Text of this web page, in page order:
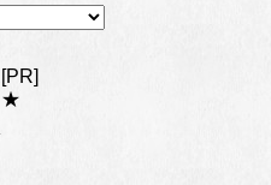
[PR]
★